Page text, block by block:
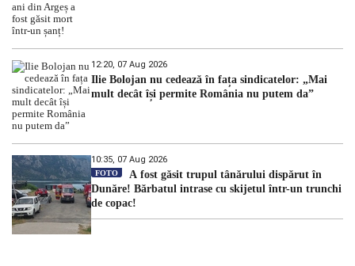
12:20, 07 Aug 2026
Ilie Bolojan nu cedează în fața sindicatelor: „Mai
mult decât își permite România nu putem da”
10:35, 07 Aug 2026
FOTO
A fost găsit trupul tânărului dispărut în
Dunăre! Bărbatul intrase cu skijetul într-un trunchi
de copac!